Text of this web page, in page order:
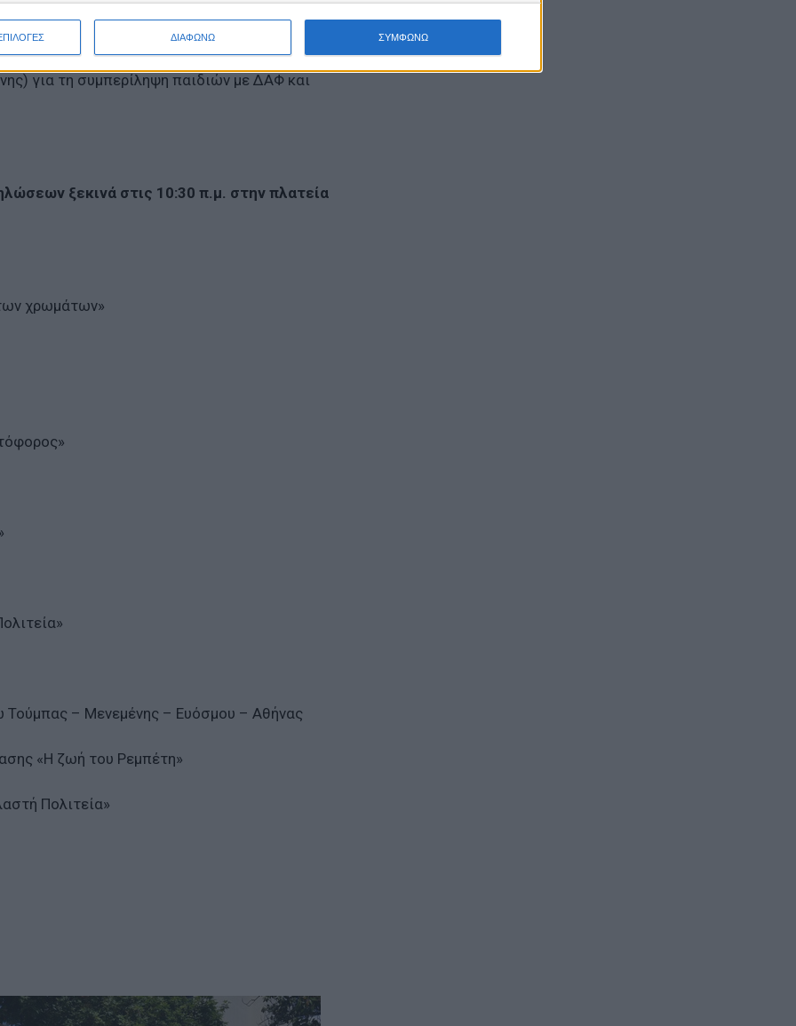
ΔΙΑΦΩΝΩ ΣΥΜΦΩΝΩ
Ηλεκτρολόγων και Ηλεκτρονικών
για τη συμπερίληψη παιδιών με ΔΑΦ και
ξεκινά στις 10:30 π.μ. στην πλατεία
χρωμάτων»
– Μενεμένης – Ευόσμου – Αθήνας
«Η ζωή του Ρεμπέτη»
Πολιτεία»